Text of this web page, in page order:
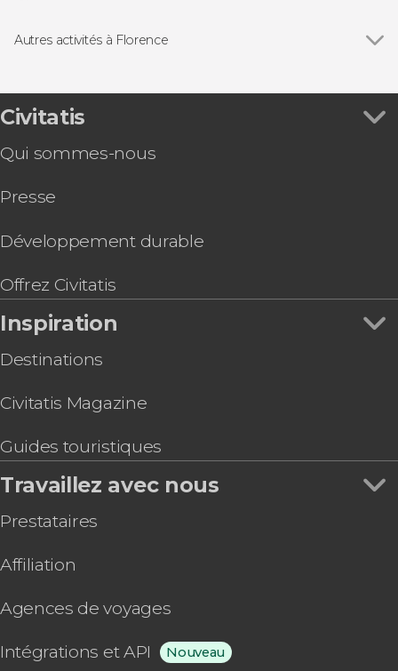
Galerie de l'Académie de Florence
Excursions d'une journée depuis Florence
Autres activités à Florence
Jeu de piste : La Florence de Michel-Ange
Billet pour le Leonardo Interactive Museum®
Bus touristique de Florence
Visite de Florence à vélo
baptistère et musée de l'Opéra
Clocher de Giotto
Balade en bateau sur le fleuve Arno
Civitatis
Qui sommes-nous
Presse
Développement durable
Offrez Civitatis
Inspiration
Destinations
Civitatis Magazine
Guides touristiques
Travaillez avec nous
Prestataires
Affiliation
Agences de voyages
Intégrations et API Nouveau